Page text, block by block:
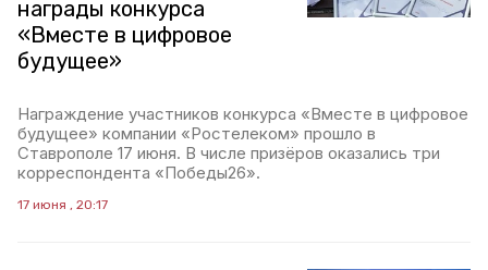
награды конкурса
«Вместе в цифровое
будущее»
Награждение участников конкурса «Вместе в цифровое
будущее» компании «Ростелеком» прошло в
Ставрополе 17 июня. В числе призёров оказались три
корреспондента «Победы26».
17 июня , 20:17